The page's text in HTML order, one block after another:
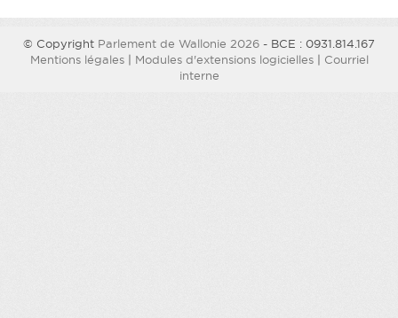
© Copyright Parlement de Wallonie 2026 - BCE : 0931.814.167
Mentions légales| Modules d'extensions logicielles| Courriel
interne